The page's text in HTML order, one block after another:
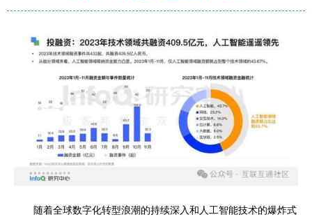
随着全球数字化转型浪潮的持续深入和人工智能技术的爆炸式